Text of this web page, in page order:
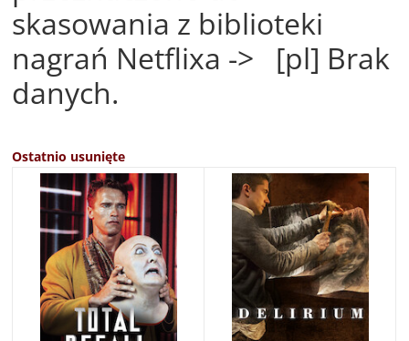
skasowania z biblioteki
nagrań Netflixa -> [pl] Brak
danych.
Ostatnio usunięte